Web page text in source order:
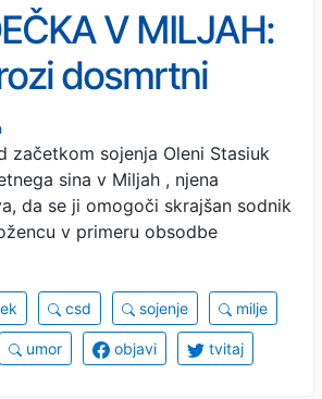
V MILJAH:
dosmrtni
skrajšan
ki omogoča
začetkom sojenja Oleni Stasiuk
sina v Miljah , njena
da se ji omogoči skrajšan sodnik
v primeru obsodbe
csd sojenje milje
umor objavi tvitaj